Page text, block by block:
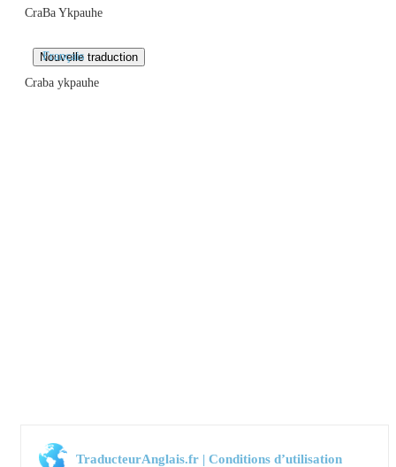
CraBa Ykpauhe
Français
Craba ykpauhe
TraducteurAnglais.fr | Conditions d’utilisation